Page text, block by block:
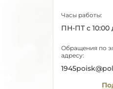
Часы работы:
ПН-ПТ с 10:00
Обращения по
адресу: